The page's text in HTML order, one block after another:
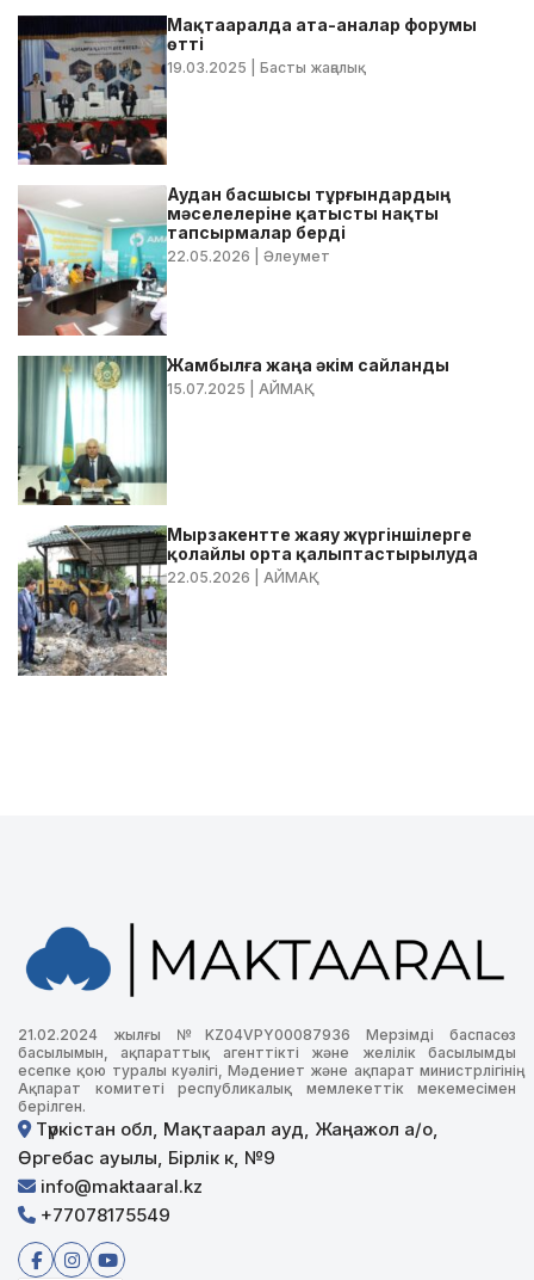
Мақтааралда ата-аналар форумы
өтті
19.03.2025 | Басты жаңалық
Аудан басшысы тұрғындардың
мәселелеріне қатысты нақты
тапсырмалар берді
22.05.2026 | Әлеумет
Жамбылға жаңа әкім сайланды
15.07.2025 | АЙМАҚ
Мырзакентте жаяу жүргіншілерге
қолайлы орта қалыптастырылуда
22.05.2026 | АЙМАҚ
21.02.2024 жылғы №KZ04VPY00087936 Мерзімді баспасөз
басылымын, ақпараттық агенттікті және желілік басылымды
есепке қою туралы куәлігі, Мәдениет және ақпарат министрлігінің
Ақпарат комитеті республикалық мемлекеттік мекемесімен
берілген.
Түркістан обл, Мақтаарал ауд, Жаңажол а/о,
Өргебас ауылы, Бірлік к, №9
info@maktaaral.kz
+77078175549